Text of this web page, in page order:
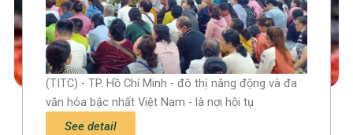
(TITC) - TP. Hồ Chí Minh - đô thị năng động và đa
văn hóa bậc nhất Việt Nam - là nơi hội tụ
See detail